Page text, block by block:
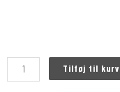
Tilføj til kurv